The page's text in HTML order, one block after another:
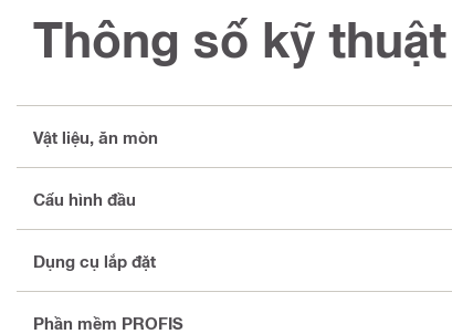
Thông số kỹ thuật
Vật liệu, ăn mòn
Cấu hình đầu
Dụng cụ lắp đặt
Phần mềm PROFIS